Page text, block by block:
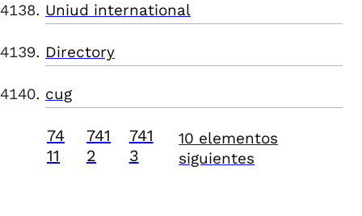
Uniud international
Directory
cug
74
11
741
2
741
3
10 elementos
siguientes